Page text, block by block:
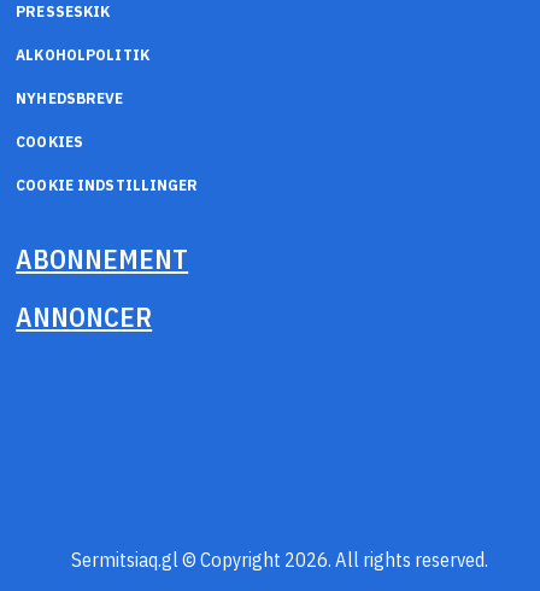
PRESSESKIK
ALKOHOLPOLITIK
NYHEDSBREVE
COOKIES
COOKIE INDSTILLINGER
ABONNEMENT
ANNONCER
Sermitsiaq.gl © Copyright 2026. All rights reserved.